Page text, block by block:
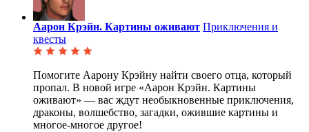
Аарон Крэйн. Картины оживают Приключения и
квесты
Помогите Аарону Крэйну найти своего отца, который
пропал. В новой игре «Аарон Крэйн. Картины
оживают» — вас ждут необыкновенные приключения,
драконы, волшебство, загадки, ожившие картины и
многое-многое другое!